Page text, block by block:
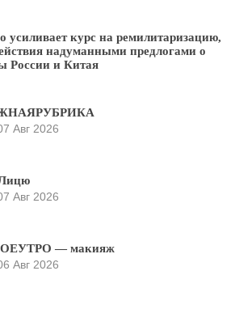
курс на ремилитаризацию,
надуманными предлогами о
России и Китая
Авг 2026
Авг 2026
— макияж
Авг 2026